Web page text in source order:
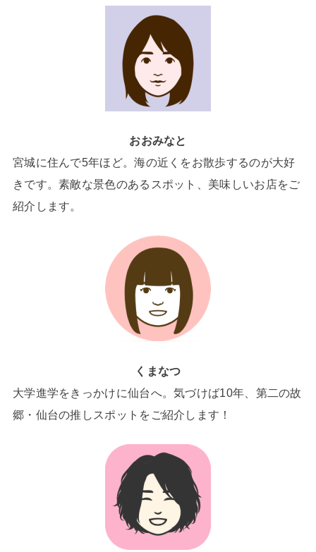
おおみなと
宮城に住んで5年ほど。海の近くをお散歩するのが大好
きです。素敵な景色のあるスポット、美味しいお店をご
紹介します。
くまなつ
大学進学をきっかけに仙台へ。気づけば10年、第二の故
郷・仙台の推しスポットをご紹介します！